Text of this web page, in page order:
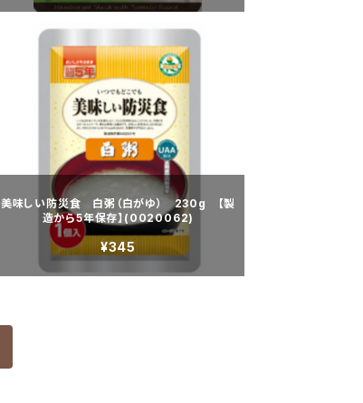
美味しい防災食 白粥（白がゆ） 230g 【製
造から5年保存】(0020062)
¥345